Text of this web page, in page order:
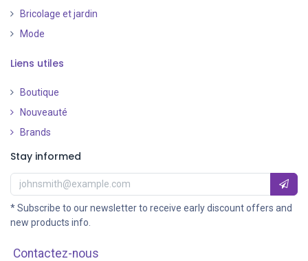
Bricolage et jardin
Mode
Liens utiles
Boutique
Nouveauté
Brands
Stay informed
* Subscribe to our newsletter to receive early discount offers and
new products info.
Contactez-nous